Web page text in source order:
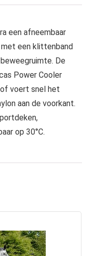
een afneembaar
een klittenband
De
Power Cooler
voert snel het
aan de voorkant.
op 30°C.